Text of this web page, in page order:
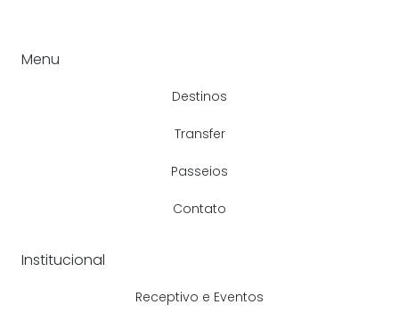
Institucional
Receptivo e Eventos
Menu
Destinos
Transfer
Passeios
Contato